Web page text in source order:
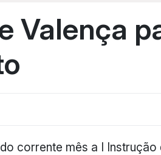
Valença
corrente mês a I